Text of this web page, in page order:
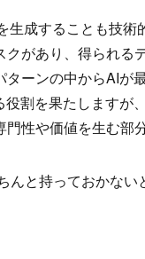
成することも技術
があり、得られる
ーンの中からAIが
割を果たしますが
性や価値を生む部
と持っておかない